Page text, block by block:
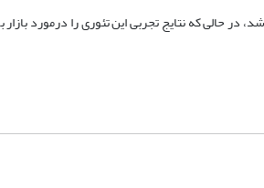
در حالی که نتایج تجربی این تئوری را درمورد